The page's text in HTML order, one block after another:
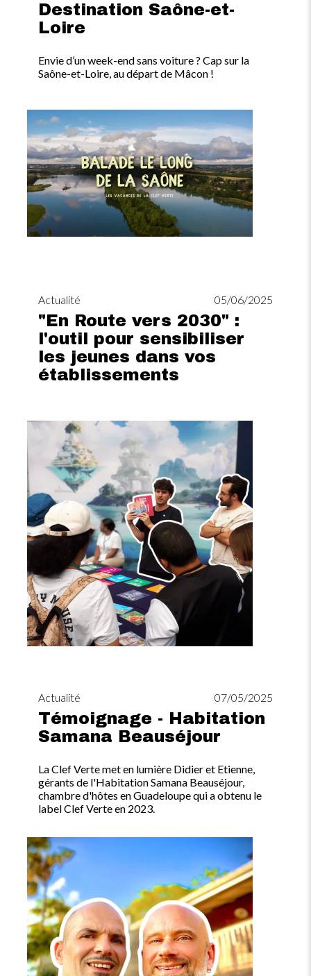
Destination Saône-et-
Loire
Envie d’un week-end sans voiture ? Cap sur la
Saône-et-Loire, au départ de Mâcon !
Image
Actualité 05/06/2025
"En Route vers 2030" :
l'outil pour sensibiliser
les jeunes dans vos
établissements
Image
Actualité 07/05/2025
Témoignage - Habitation
Samana Beauséjour
La Clef Verte met en lumière Didier et Etienne,
gérants de l'Habitation Samana Beauséjour,
chambre d'hôtes en Guadeloupe qui a obtenu le
label Clef Verte en 2023.
Image